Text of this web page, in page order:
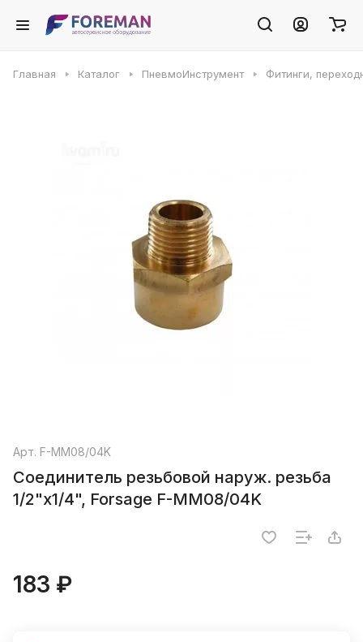
Главная Каталог ПневмоИнструмент Фитинги,
Арт. F-MM08/04K
Соединитель резьбовой наруж. резьба
1/2"x1/4", Forsage F-MM08/04K
183 ₽